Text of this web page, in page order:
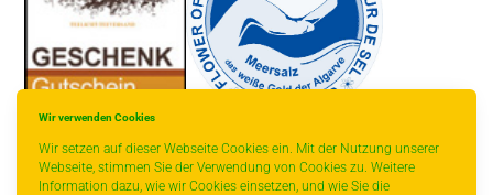
Wir verwenden Cookies
Wir setzen auf dieser Webseite Cookies ein. Mit der Nutzung unserer
Webseite, stimmen Sie der Verwendung von Cookies zu. Weitere
Information dazu, wie wir Cookies einsetzen, und wie Sie die